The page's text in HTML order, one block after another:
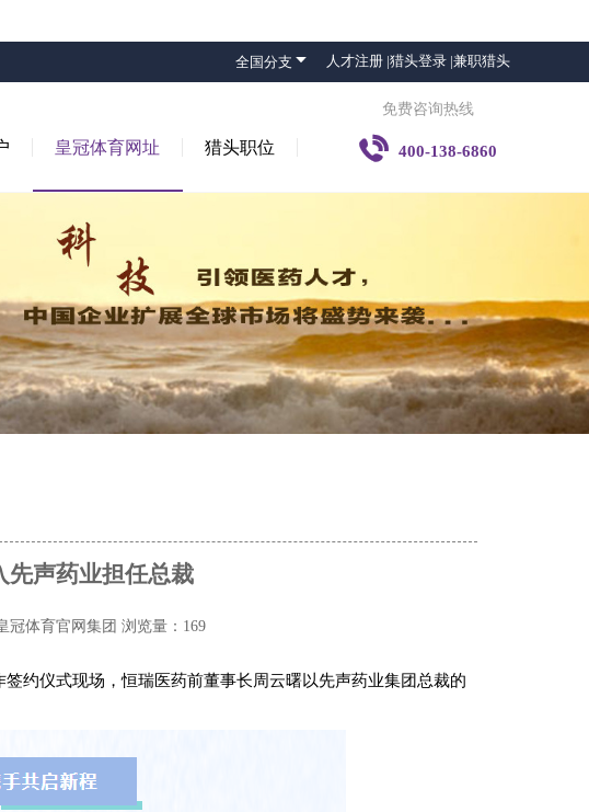
全国分支  人才注册 |猎头登录 |兼职猎头
皇冠体育网址 猎头职位
免费咨询热线
 400-138-6860
先声药业担任总裁
冠体育官网集团 浏览量：169
约仪式现场，恒瑞医药前董事长周云曙以先声药业集团总裁的